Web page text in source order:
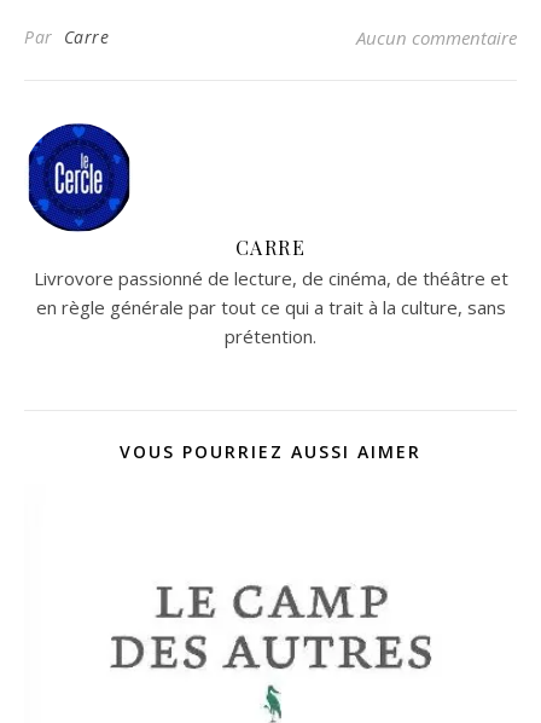
Par Carre Aucun commentaire
CARRE
Livrovore passionné de lecture, de cinéma, de théâtre et
en règle générale par tout ce qui a trait à la culture, sans
prétention.
VOUS POURRIEZ AUSSI AIMER